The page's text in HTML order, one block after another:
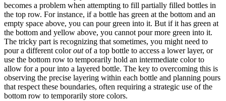
becomes a problem when attempting to fill partially filled bottles in
the top row. For instance, if a bottle has green at the bottom and an
empty space above, you can pour green into it. But if it has green at
the bottom and yellow above, you cannot pour more green into it.
The tricky part is recognizing that sometimes, you might need to
pour a different coloroutof a top bottle to access a lower layer, or
use the bottom row to temporarily hold an intermediate color to
allow for a pour into a layered bottle. The key to overcoming this is
observing the precise layering within each bottle and planning pours
that respect these boundaries, often requiring a strategic use of the
bottom row to temporarily store colors.